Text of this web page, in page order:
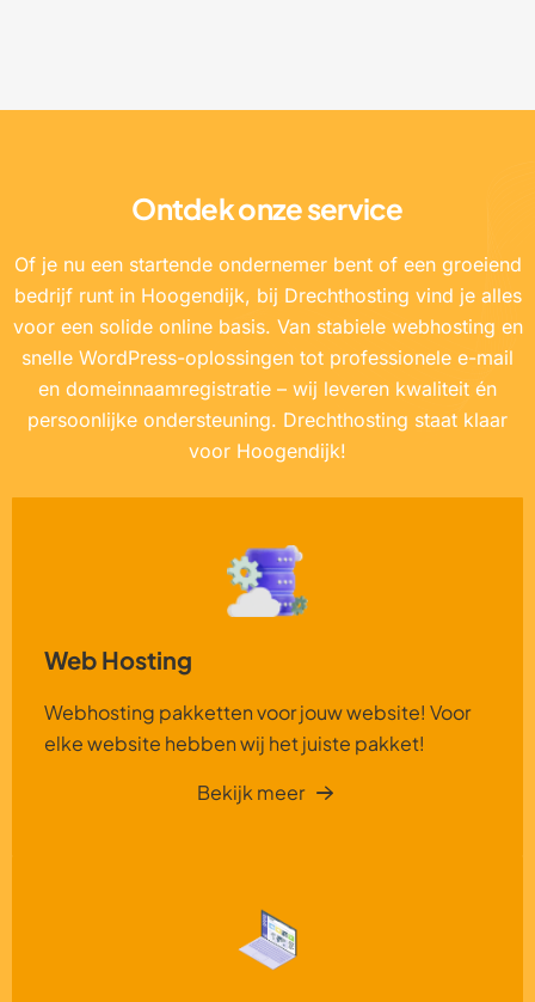
Ontdek onze service
Of je nu een startende ondernemer bent of een groeiend
bedrijf runt in Hoogendijk, bij Drechthosting vind je alles
voor een solide online basis. Van stabiele webhosting en
snelle WordPress-oplossingen tot professionele e-mail
en domeinnaamregistratie – wij leveren kwaliteit én
persoonlijke ondersteuning. Drechthosting staat klaar
voor Hoogendijk!
Web Hosting
Webhosting pakketten voor jouw website! Voor
elke website hebben wij het juiste pakket!
Bekijk meer